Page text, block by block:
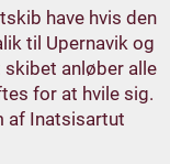
have hvis den
til Upernavik og
skibet anløber alle
for at hvile sig.
af Inatsisartut